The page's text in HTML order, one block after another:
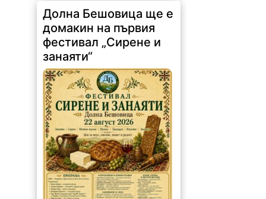
Долна Бешовица ще е
домакин на първия
фестивал „Сирене и
занаяти“